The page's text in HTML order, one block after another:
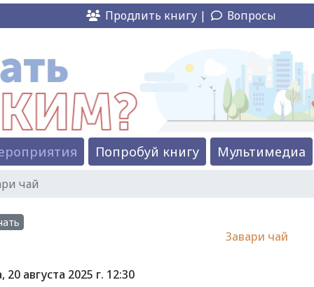
Продлить книгу | Вопросы
Попробуй книгу Мультимедиа
чай
Завари чай
20 августа 2025 г. 12:30